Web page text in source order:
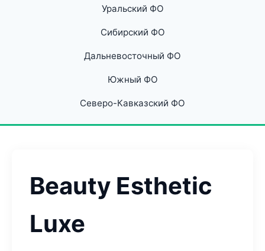
Уральский ФО
Сибирский ФО
Дальневосточный ФО
Южный ФО
Северо-Кавказский ФО
Beauty Esthetic
Luxe